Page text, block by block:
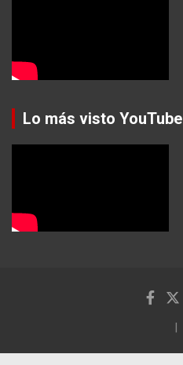
Lo más visto YouTube